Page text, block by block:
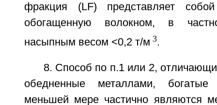
фракция (LF) представляет
обогащенную волокном, в
насыпным весом <0,2 т/м 3.
8. Способ по п.1 или 2,
обедненные металлами,
меньшей мере частично являются